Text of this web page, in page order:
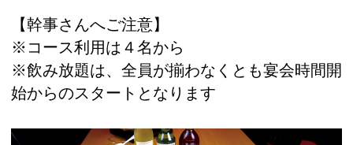
【幹事さんへご注意】
※コース利用は４名から
※飲み放題は、全員が揃わなくとも宴会時間開
始からのスタートとなります